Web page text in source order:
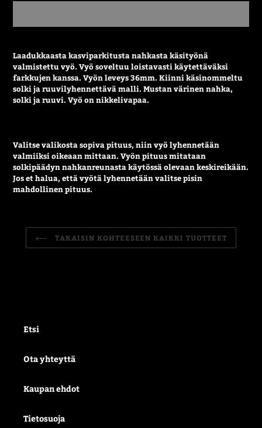
ostoskoriin
Laadukkaasta kasviparkitusta nahkasta käsityönä
valmistettu vyö. Vyö soveltuu loistavasti käytettäväksi
farkkujen kanssa. Vyön leveys 36mm. Kiinni käsinommeltu
solki ja ruuvilyhennettävä malli. Mustan värinen nahka,
solki ja ruuvi. Vyö on nikkelivapaa.
Valitse valikosta sopiva pituus, niin vyö lyhennetään
valmiiksi oikeaan mittaan. Vyön pituus mitataan
solkipäädyn nahkanreunasta käytössä olevaan keskireikään.
Jos et halua, että vyötä lyhennetään valitse pisin
mahdollinen pituus.
TAKAISIN KOHTEESEEN KAIKKI TUOTTEET
Etsi
Ota yhteyttä
Kaupan ehdot
Tietosuoja